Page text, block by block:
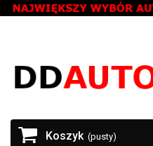
Koszyk (pusty)